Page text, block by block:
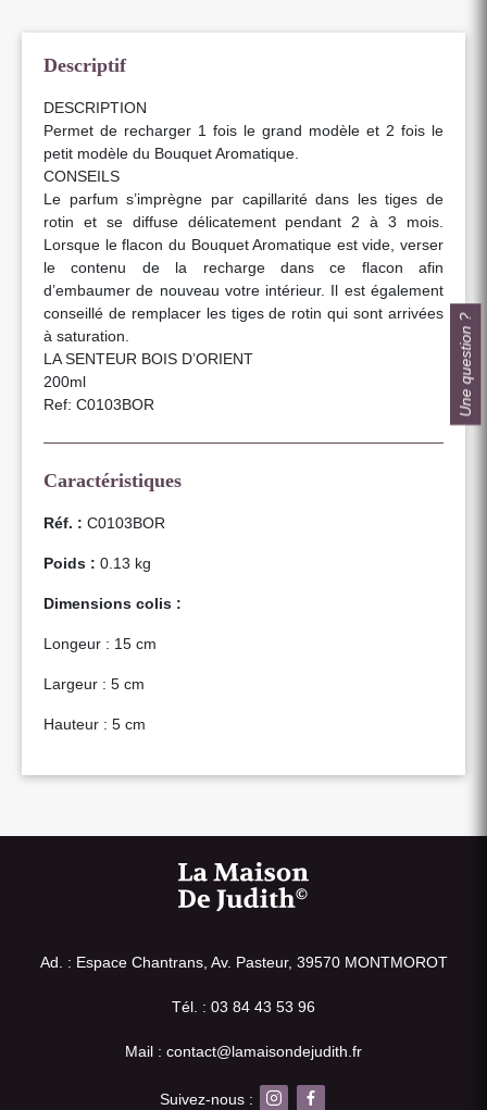
Descriptif
DESCRIPTION
Permet de recharger 1 fois le grand modèle et 2 fois le
petit modèle du Bouquet Aromatique.
CONSEILS
Le parfum s’imprègne par capillarité dans les tiges de
rotin et se diffuse délicatement pendant 2 à 3 mois.
Lorsque le flacon du Bouquet Aromatique est vide, verser
le contenu de la recharge dans ce flacon afin
d’embaumer de nouveau votre intérieur. Il est également
conseillé de remplacer les tiges de rotin qui sont arrivées
à saturation.
LA SENTEUR BOIS D’ORIENT
200ml
Ref: C0103BOR
Caractéristiques
Réf. : C0103BOR
Poids : 0.13 kg
Dimensions colis :
Longeur : 15 cm
Largeur : 5 cm
Hauteur : 5 cm
Ad. : Espace Chantrans, Av. Pasteur, 39570 MONTMOROT
Tél. : 03 84 43 53 96
Mail : contact@lamaisondejudith.fr
Suivez-nous :
Une question ?